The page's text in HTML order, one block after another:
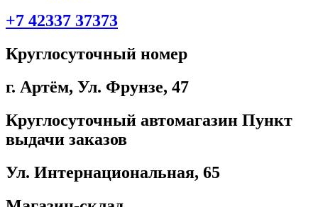
+7 42337 37373
Круглосуточный номер
г. Артём, ​Ул. Фрунзе, 47
Круглосуточный автомагазин Пункт
выдачи заказов
Ул. Интернациональная, 65